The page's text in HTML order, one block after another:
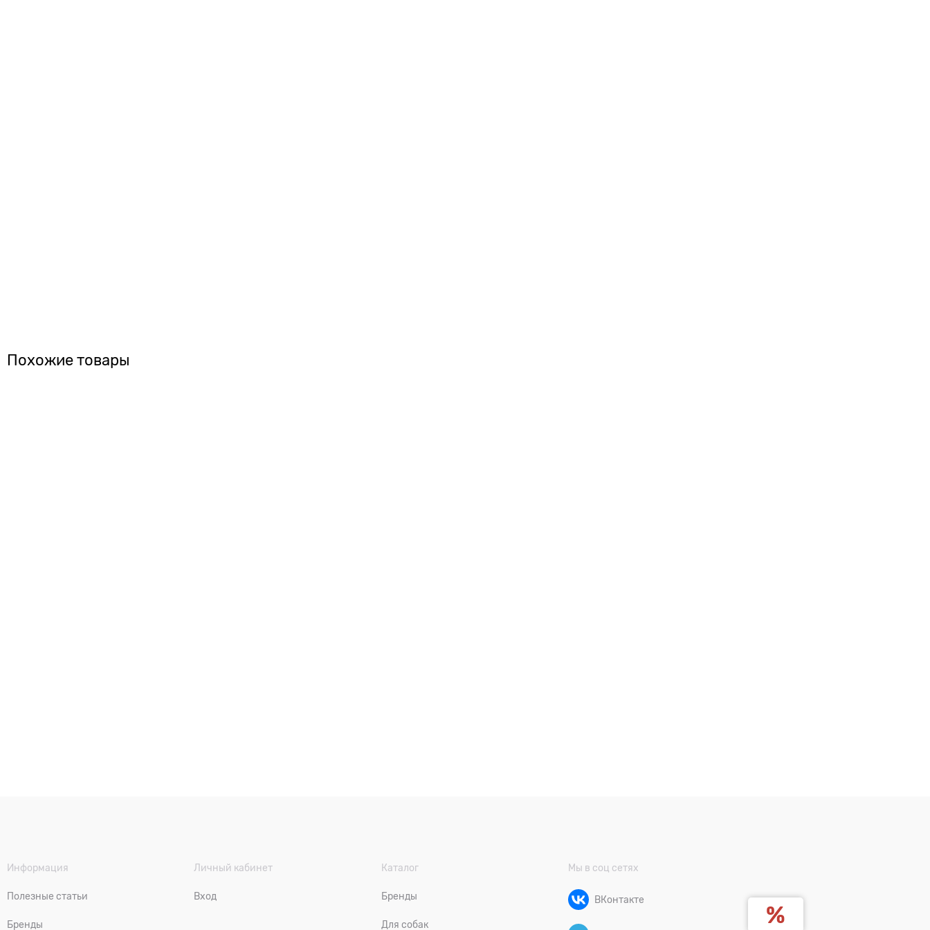
Похожие товары
Информация
Полезные статьи
Бренды
Личный кабинет
Вход
Каталог
Бренды
Для собак
Мы в соц сетях
ВКонтакте